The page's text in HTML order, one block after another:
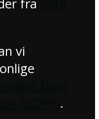
fra
vi
.